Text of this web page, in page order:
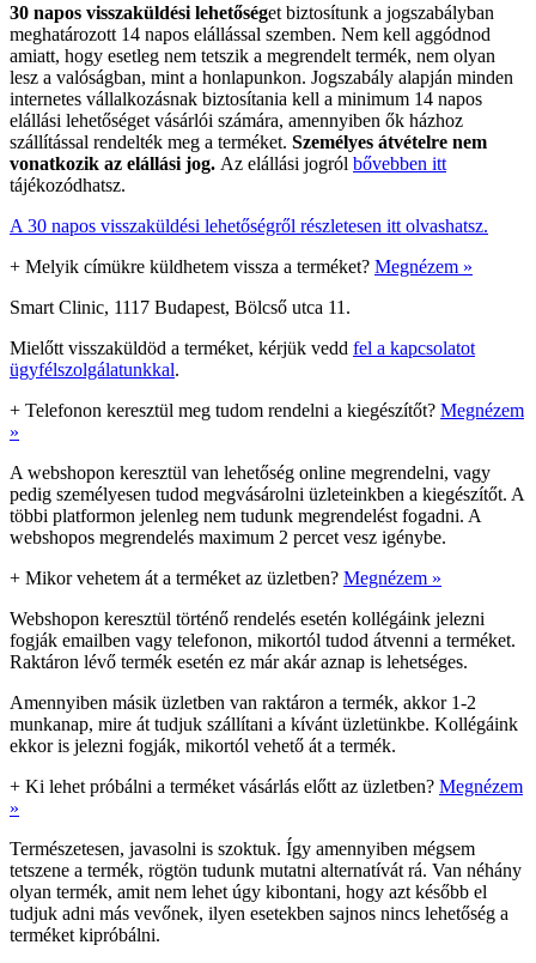
30 napos visszaküldési lehetőséget biztosítunk a jogszabályban
meghatározott 14 napos elállással szemben. Nem kell aggódnod
amiatt, hogy esetleg nem tetszik a megrendelt termék, nem olyan
lesz a valóságban, mint a honlapunkon. Jogszabály alapján minden
internetes vállalkozásnak biztosítania kell a minimum 14 napos
elállási lehetőséget vásárlói számára, amennyiben ők házhoz
szállítással rendelték meg a terméket. Személyes átvételre nem
vonatkozik az elállási jog. Az elállási jogról bővebben itt
tájékozódhatsz.
A 30 napos visszaküldési lehetőségről részletesen itt olvashatsz.
+ Melyik címükre küldhetem vissza a terméket? Megnézem »
Smart Clinic, 1117 Budapest, Bölcső utca 11.
Mielőtt visszaküldöd a terméket, kérjük vedd fel a kapcsolatot
ügyfélszolgálatunkkal.
+ Telefonon keresztül meg tudom rendelni a kiegészítőt? Megnézem
»
A webshopon keresztül van lehetőség online megrendelni, vagy
pedig személyesen tudod megvásárolni üzleteinkben a kiegészítőt. A
többi platformon jelenleg nem tudunk megrendelést fogadni. A
webshopos megrendelés maximum 2 percet vesz igénybe.
+ Mikor vehetem át a terméket az üzletben? Megnézem »
Webshopon keresztül történő rendelés esetén kollégáink jelezni
fogják emailben vagy telefonon, mikortól tudod átvenni a terméket.
Raktáron lévő termék esetén ez már akár aznap is lehetséges.
Amennyiben másik üzletben van raktáron a termék, akkor 1-2
munkanap, mire át tudjuk szállítani a kívánt üzletünkbe. Kollégáink
ekkor is jelezni fogják, mikortól vehető át a termék.
+ Ki lehet próbálni a terméket vásárlás előtt az üzletben? Megnézem
»
Természetesen, javasolni is szoktuk. Így amennyiben mégsem
tetszene a termék, rögtön tudunk mutatni alternatívát rá. Van néhány
olyan termék, amit nem lehet úgy kibontani, hogy azt később el
tudjuk adni más vevőnek, ilyen esetekben sajnos nincs lehetőség a
terméket kipróbálni.